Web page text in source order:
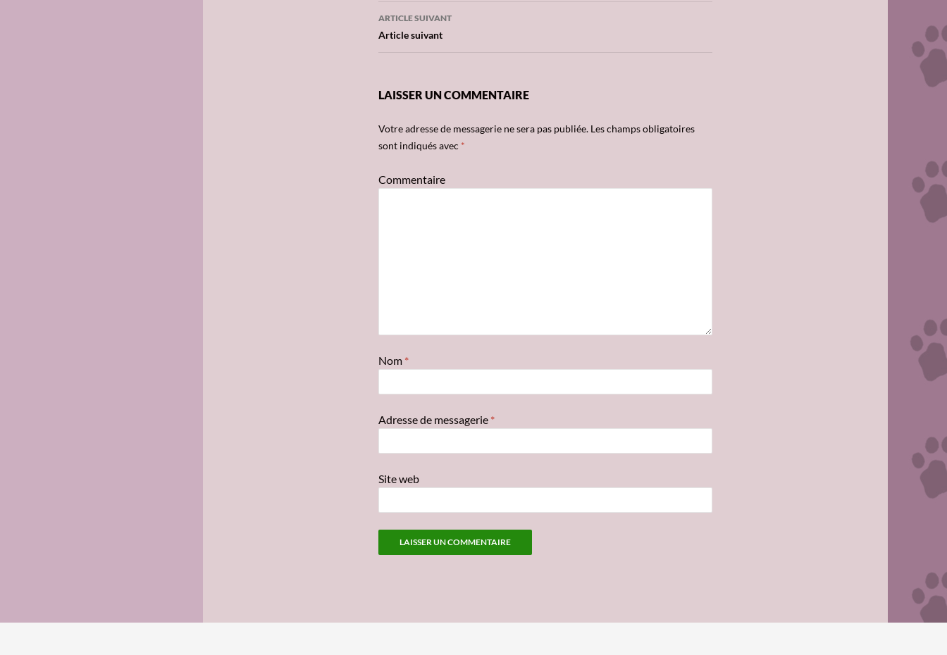
des
articles
ARTICLE SUIVANT
Article suivant
LAISSER UN COMMENTAIRE
Votre adresse de messagerie ne sera pas publiée. Les champs obligatoires
sont indiqués avec *
Commentaire
Nom *
Adresse de messagerie *
Site web